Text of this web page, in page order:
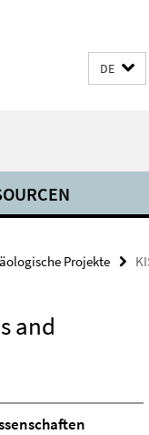
DE
Projekte
and